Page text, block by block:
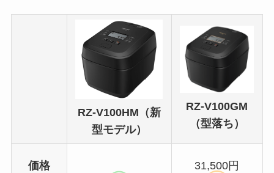
RZ-V100HM（新
型モデル）
RZ-V100GM
（型落ち）
価格
31,500円